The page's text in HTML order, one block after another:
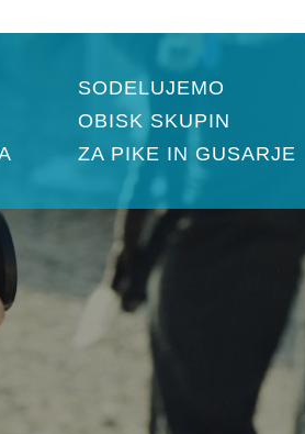
SODELUJEMO
OBISK SKUPIN
ZA PIKE IN GUSARJE